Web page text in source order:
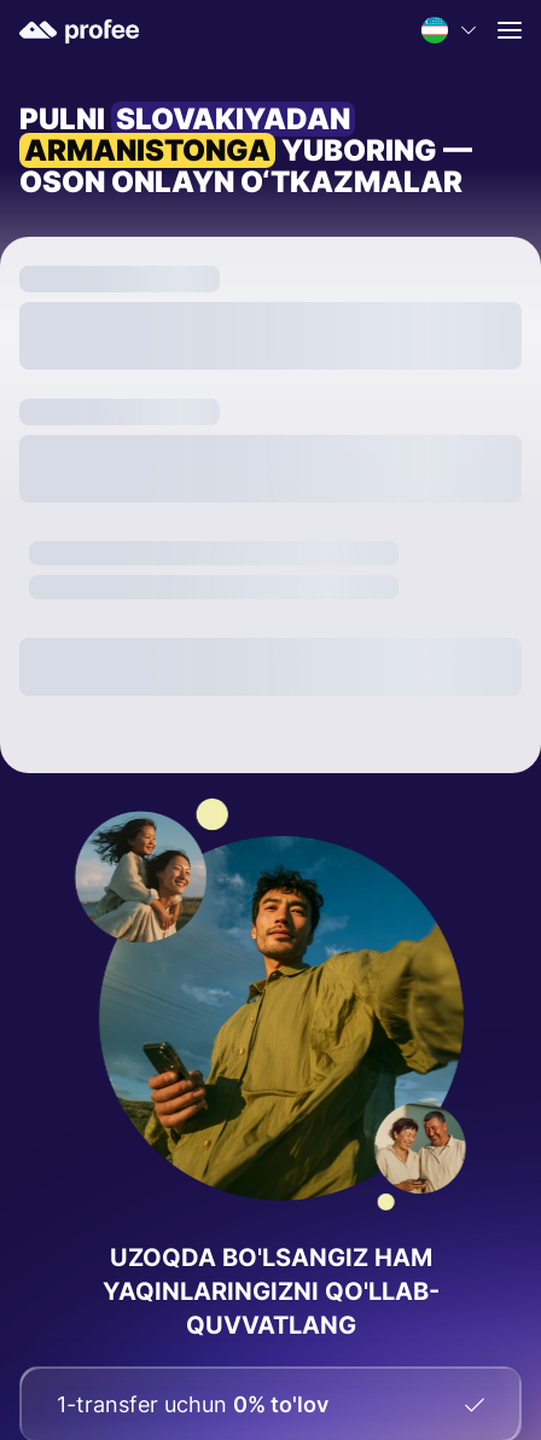
PULNI SLOVAKIYADAN
ARMANISTONGA YUBORING —
OSON ONLAYN O‘TKAZMALAR
UZOQDA BO'LSANGIZ HAM
YAQINLARINGIZNI QO'LLAB-
QUVVATLANG
1-transfer uchun 0% to'lov